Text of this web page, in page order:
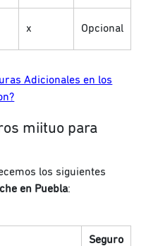
x Opcional
Adicionales en los
miituo para
los siguientes
en Puebla:
Seguro